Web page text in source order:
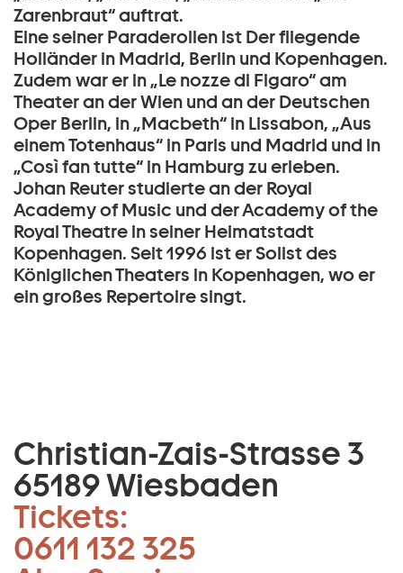
Zarenbraut“ auftrat.
Eine seiner Paraderollen ist Der fliegende
Holländer in Madrid, Berlin und Kopenhagen.
Zudem war er in „Le nozze di Figaro“ am
Theater an der Wien und an der Deutschen
Oper Berlin, in „Macbeth“ in Lissabon, „Aus
einem Totenhaus“ in Paris und Madrid und in
„Così fan tutte“ in Hamburg zu erleben.
Johan Reuter studierte an der Royal
Academy of Music und der Academy of the
Royal Theatre in seiner Heimatstadt
Kopenhagen. Seit 1996 ist er Solist des
Königlichen Theaters in Kopenhagen, wo er
ein großes Repertoire singt.
Christian-Zais-Strasse 3
65189 Wiesbaden
Tickets:
0611 132 325